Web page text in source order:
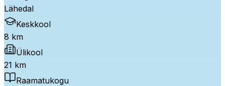
Lähedal
Keskkool
8 km
Ülikool
21 km
Raamatukogu